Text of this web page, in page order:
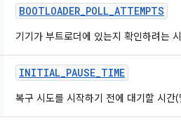
BOOTLOADER_POLL_ATTEMPTS
기기가 부트로더에 있는지 확인하려는
INITIAL_PAUSE_TIME
복구 시도를 시작하기 전에 대기할 시간